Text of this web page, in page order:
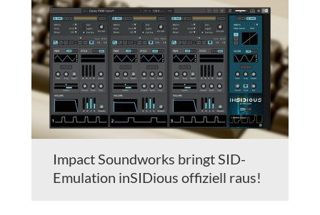
Impact Soundworks bringt SID-
Emulation inSIDious offiziell raus!